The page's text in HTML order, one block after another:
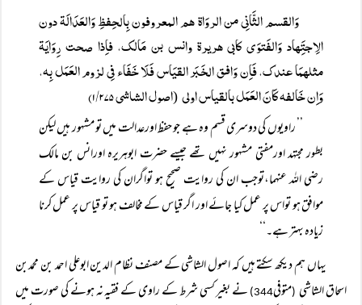
وَالقسم الثَّانِی من الروَاۃ ھم المعروفون بِالحِفظِ وَالعَدَالَۃ دون
الِاجتَِھاد وَالفَتوَی کابی ھریرۃ وانس بن مَالک، فاِذا صحت رِوَایَۃ
مثلھمَا عندک، فَاِن وَافق الخَبَر القیَاس فَلَا خَفَاء فِی لزوم العَمَل بِہ،
وَاِن خَالفہ کَانَ العَمَل بالقیاس اولی(اصول الشاشی ۱/۲۷۵)
’’ راویوں کی دوسری قسم وہ ہے جو حفظ اورعدالت میں تو مشہور ہیں لیکن
بطور مجتہد اورمفتی مشہور نہیں تھے جیسے حضرت ابوہریرہ اورانس بن مالک
رضی اللہ عنہما،توجب ان کی روایت صحیح ہو تواگران کی روایت قیاس کے
موافق ہو تواس پر عمل کیا جائے اور اگر قیاس کے مخالف ہو تو قیاس پر عمل کرنا
زیادہ بہتر ہے۔‘‘
یہاں ہم دیکھ سکتے ہیں کہ اصول الشاشی کے مصنف نظام الدین ابوعلی احمد بن محمدبن
اسحاق الشاشی (متوفی344) نے بغیر کسی شرط کے راوی کے فقیہ نہ ہونے کی صورت میں